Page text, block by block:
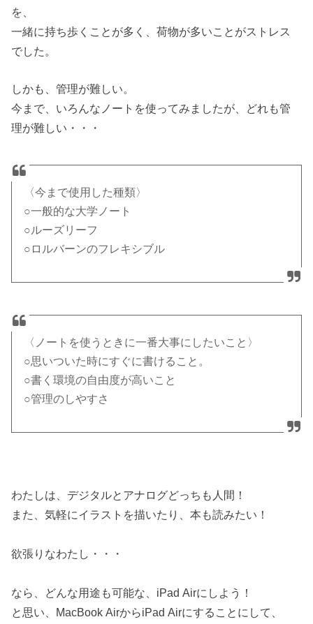
を、
一緒に持ち歩くことが多く、荷物が多いことがストレス
でした。
しかも、管理が難しい。
今まで、いろんなノートを使ってみましたが、どれも管
理が難しい・・・
〈今まで使用した種類〉
○一般的な大学ノート
○ルーズリーフ
○ロルバーンのフレキシブル
〈ノートを使うときに一番大事にしたいこと〉
○思いついた時にすぐに書けること。
○書く環境の自由度が高いこと
○管理のしやすさ
わたしは、デジタルとアナログどっちも人間！
また、気軽にイラストを描いたり、本も読みたい！
欲張りなわたし・・・
なら、どんな用途も可能な、iPad Airにしよう！
と思い、MacBook AirからiPad Airにすることにして、